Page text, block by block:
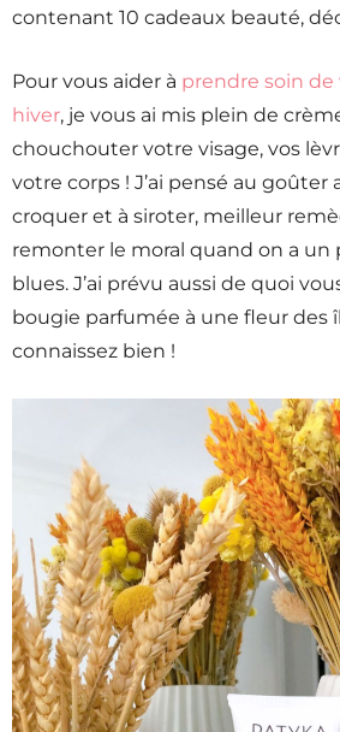
contenant 10 cadeaux beauté,
Pour vous aider à prendre soin
hiver, je vous ai mis plein de
chouchouter votre visage, vos
votre corps ! J’ai pensé au goûter
croquer et à siroter, meilleur
remonter le moral quand on a un
blues. J’ai prévu aussi de quoi
bougie parfumée à une fleur des
connaissez bien !